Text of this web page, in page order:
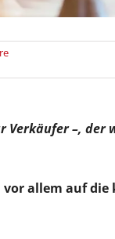
on
–
zum
Erfolg…?
Verkäufer –, der
allem auf die